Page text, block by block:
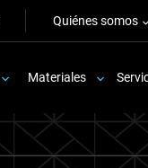
Quiénes somos
Materiales